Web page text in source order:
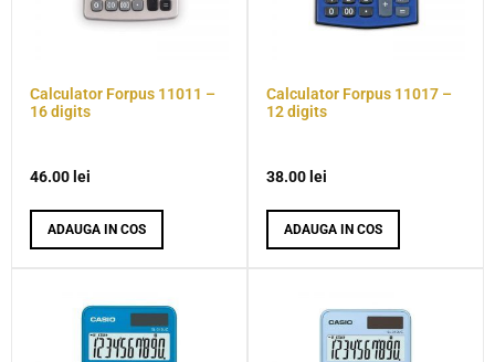
Calculator Forpus 11011 –
16 digits
46.00 lei
ADAUGA IN COS
Calculator Forpus 11017 –
12 digits
38.00 lei
ADAUGA IN COS